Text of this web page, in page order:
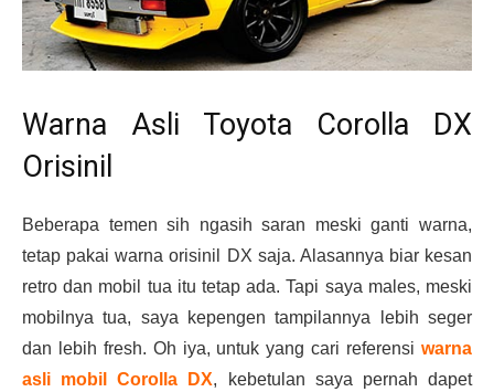
Warna Asli Toyota Corolla DX
Orisinil
Beberapa temen sih ngasih saran meski ganti warna,
tetap pakai warna orisinil DX saja. Alasannya biar kesan
retro dan mobil tua itu tetap ada. Tapi saya males, meski
mobilnya tua, saya kepengen tampilannya lebih seger
dan lebih fresh. Oh iya, untuk yang cari referensi warna
asli mobil Corolla DX, kebetulan saya pernah dapet